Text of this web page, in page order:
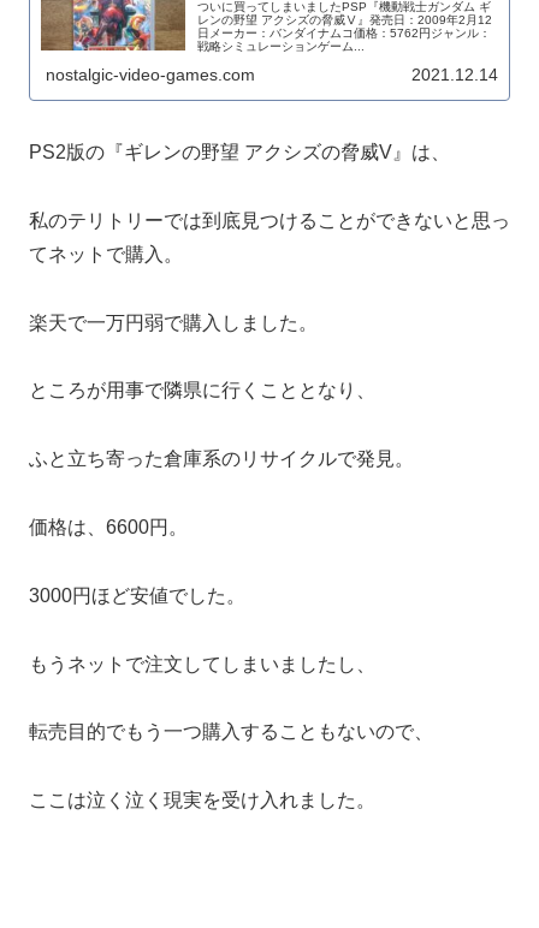
ついに買ってしまいましたPSP『機動戦士ガンダム ギ
レンの野望 アクシズの脅威Ⅴ』発売日：2009年2月12
日メーカー：バンダイナムコ価格：5762円ジャンル：
戦略シミュレーションゲーム...
nostalgic-video-games.com 2021.12.14
PS2版の『ギレンの野望 アクシズの脅威V』は、
私のテリトリーでは到底見つけることができないと思っ
てネットで購入。
楽天で一万円弱で購入しました。
ところが用事で隣県に行くこととなり、
ふと立ち寄った倉庫系のリサイクルで発見。
価格は、6600円。
3000円ほど安値でした。
もうネットで注文してしまいましたし、
転売目的でもう一つ購入することもないので、
ここは泣く泣く現実を受け入れました。